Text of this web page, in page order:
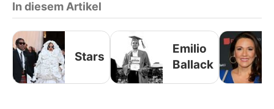
In diesem Artikel
Stars
Emilio
Ballack